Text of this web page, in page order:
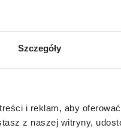
Szczegóły
i reklam, aby
z naszej witryny,